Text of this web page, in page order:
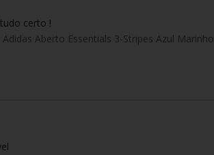
certo !
Aberto Essentials 3-Stripes Azul Marinho